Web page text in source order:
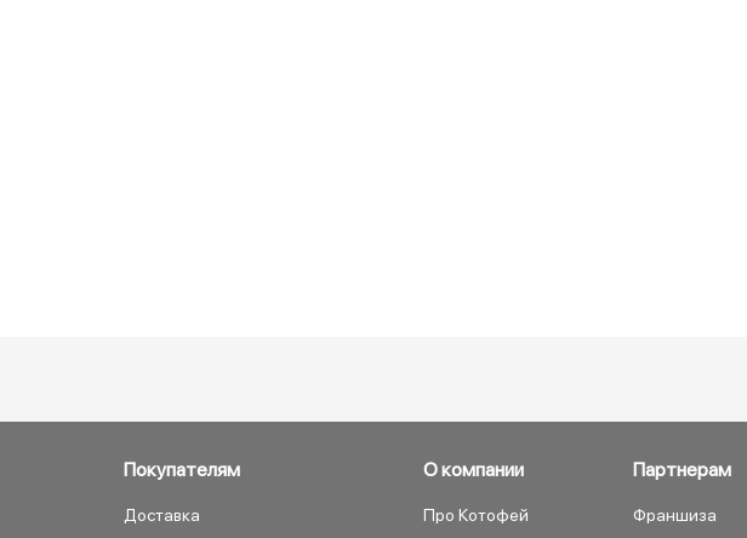
Покупателям
Доставка
О компании
Про Котофей
Партнерам
Франшиза